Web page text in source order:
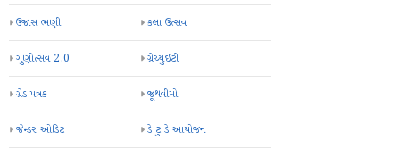
ઉજાસ ભણી કલા ઉત્સવ
ગુણોત્સવ 2.0 ગ્રેચ્યુઇટી
ગ્રેડ પત્રક જૂથવીમો
જેન્ડર ઓડિટ ડે ટુ ડે આયોજન